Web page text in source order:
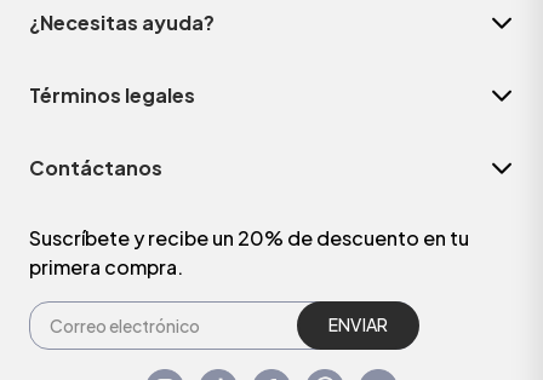
¿Necesitas ayuda?
Términos legales
Contáctanos
Suscríbete y recibe un 20% de descuento en tu
primera compra.
ENVIAR